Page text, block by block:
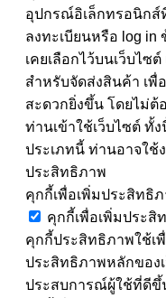
อุปกรณ์อิเล็กทรอนิกส์
ลงทะเบียนหรือ log
เคยเลือกไว้บนเว็บไซ
สำหรับจัดส่งสินค้า เพื่
สะดวกยิ่งขึ้น โดยไม่
ท่านเข้าใช้เว็บไซต์ ทั้
ประเภทนี้ ท่านอาจใช้
ประสิทธิภาพ
คุกกี้เพื่อเพิ่มประสิทธิภ
คุกกี้เพื่อเพิ่มประสิ
คุกกี้ประสิทธิภาพใช้เ
ประสิทธิภาพหลักของ
ประสบการณ์ผู้ใช้ที่ดีขึ้